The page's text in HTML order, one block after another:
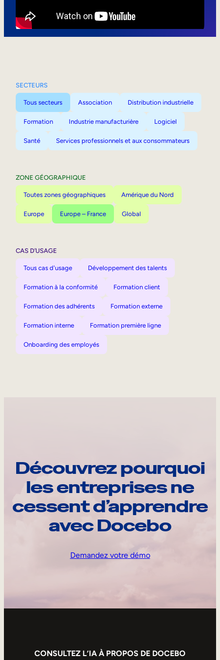
SECTEURS
Tous secteurs Association Distribution industrielle
Formation Industrie manufacturière Logiciel
Santé Services professionnels et aux consommateurs
ZONE GÉOGRAPHIQUE
Toutes zones géographiques Amérique du Nord
Europe Europe – France Global
CAS D’USAGE
Tous cas d'usage Développement des talents
Formation à la conformité Formation client
Formation des adhérents Formation externe
Formation interne Formation première ligne
Onboarding des employés
Découvrez pourquoi
les entreprises ne
cessent d’apprendre
avec Docebo
Demandez votre démo
CONSULTEZ L’IA À PROPOS DE DOCEBO